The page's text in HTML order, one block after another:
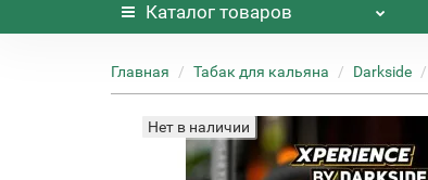
Каталог товаров
Главная Табак для кальяна Darkside
Нет в наличии